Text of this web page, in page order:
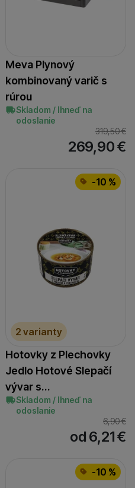
Meva Plynový
kombinovaný varič s
rúrou
Skladom / Ihneď na
odoslanie
319,50€
269,90€
-10 %
2 varianty
Hotovky z Plechovky
Jedlo Hotové Slepačí
vývar s…
Skladom / Ihneď na
odoslanie
6,90€
od 6,21€
-10 %